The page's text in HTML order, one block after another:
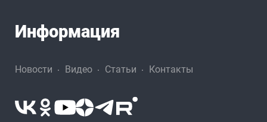
Информация
Новости Видео Статьи Контакты